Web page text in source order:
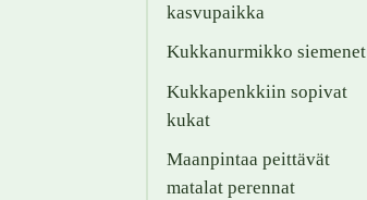
kasvupaikka
Kukkanurmikko siemenet
Kukkapenkkiin sopivat
kukat
Maanpintaa peittävät
matalat perennat